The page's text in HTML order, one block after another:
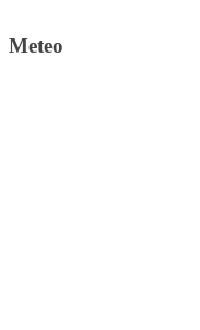
Meteo